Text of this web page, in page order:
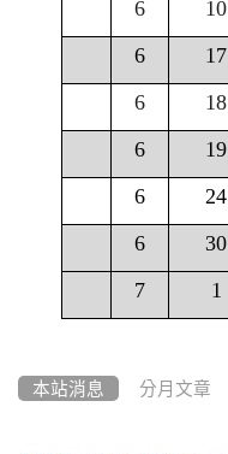
6 10
6
17
6
18
6
19
6
24
6
30
7
1
本站消息 分月文章